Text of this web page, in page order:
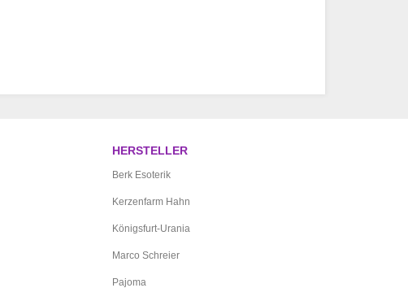
HERSTELLER
Berk Esoterik
Kerzenfarm Hahn
Königsfurt-Urania
Marco Schreier
Pajoma